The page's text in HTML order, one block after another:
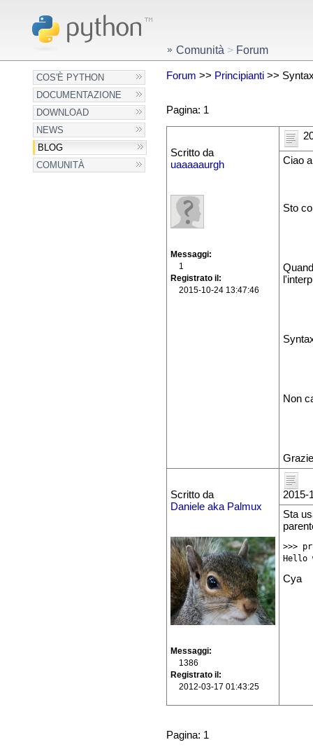
COS'È PYTHON
DOCUMENTAZIONE
DOWNLOAD
NEWS
BLOG
COMUNITÀ
Comunità > Forum
Forum >> Principianti>>
Pagina: 1
Scritto da
uaaaaaurgh
Messaggi
1
Registrato il
2015-10-24 13:47:46
Ciao
Sto
Non
Scritto da
Daniele aka Palmux
Messaggi
1386
Registrato il
2012-03-17 01:43:25
2015-
Sta
>>>
Hello
Cya
Pagina: 1